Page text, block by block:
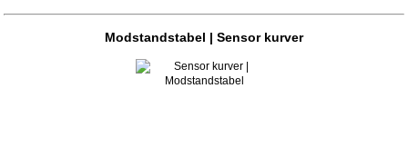
Modstandstabel | Sensor kurver